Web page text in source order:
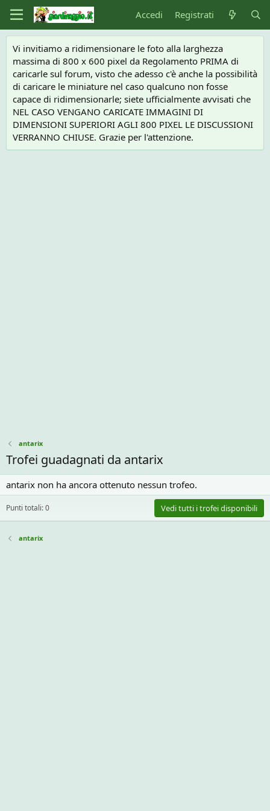
Accedi Registrati
Vi invitiamo a ridimensionare le foto alla larghezza
massima di 800 x 600 pixel da Regolamento PRIMA di
caricarle sul forum, visto che adesso c'è anche la possibilità
di caricare le miniature nel caso qualcuno non fosse
capace di ridimensionarle; siete ufficialmente avvisati che
NEL CASO VENGANO CARICATE IMMAGINI DI
DIMENSIONI SUPERIORI AGLI 800 PIXEL LE DISCUSSIONI
VERRANNO CHIUSE. Grazie per l'attenzione.
antarix
Trofei guadagnati da antarix
antarix non ha ancora ottenuto nessun trofeo.
Punti totali: 0 Vedi tutti i trofei disponibili
antarix